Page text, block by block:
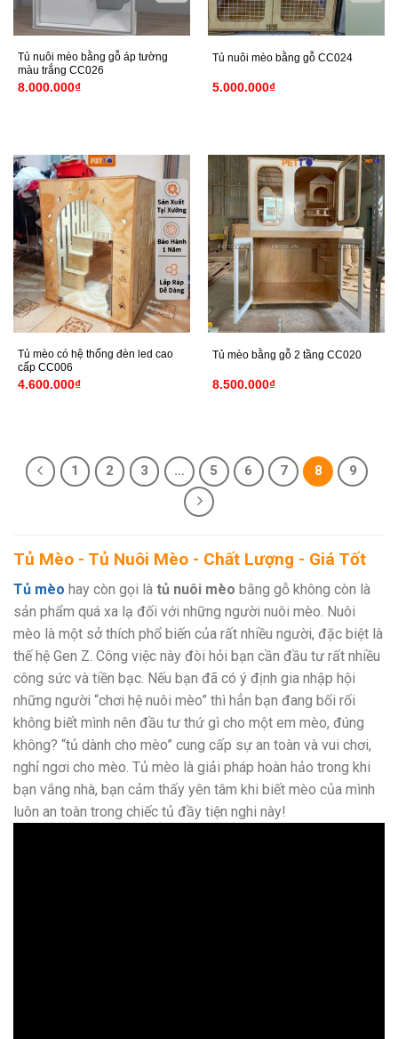
Tủ nuôi mèo bằng gỗ áp tường
màu trắng CC026
8.000.000₫
Tủ nuôi mèo bằng gỗ CC024
5.000.000₫
Tủ mèo có hệ thống đèn led cao
cấp CC006
4.600.000₫
Tủ mèo bằng gỗ 2 tầng CC020
8.500.000₫
1 2 3 … 5 6 7 8 9
Tủ Mèo - Tủ Nuôi Mèo - Chất Lượng - Giá Tốt
Tủ mèo hay còn gọi là tủ nuôi mèo bằng gỗ không còn là
sản phẩm quá xa lạ đối với những người nuôi mèo. Nuôi
mèo là một sở thích phổ biến của rất nhiều người, đặc biệt là
thế hệ Gen Z. Công việc này đòi hỏi bạn cần đầu tư rất nhiều
công sức và tiền bạc. Nếu bạn đã có ý định gia nhập hội
những người “chơi hệ nuôi mèo” thì hẳn bạn đang bối rối
không biết mình nên đầu tư thứ gì cho một em mèo, đúng
không? “tủ dành cho mèo” cung cấp sự an toàn và vui chơi,
nghỉ ngơi cho mèo. Tủ mèo là giải pháp hoàn hảo trong khi
bạn vắng nhà, bạn cảm thấy yên tâm khi biết mèo của mình
luôn an toàn trong chiếc tủ đầy tiện nghi này!